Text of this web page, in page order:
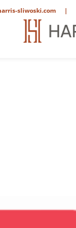
|
sliwoski.com